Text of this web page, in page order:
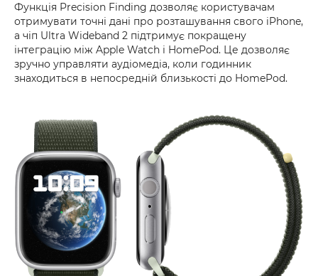
Функція Precision Finding дозволяє користувачам
отримувати точні дані про розташування свого iPhone,
а чіп Ultra Wideband 2 підтримує покращену
інтеграцію між Apple Watch і HomePod. Це дозволяє
зручно управляти аудіомедіа, коли годинник
знаходиться в непосредній близькості до HomePod.